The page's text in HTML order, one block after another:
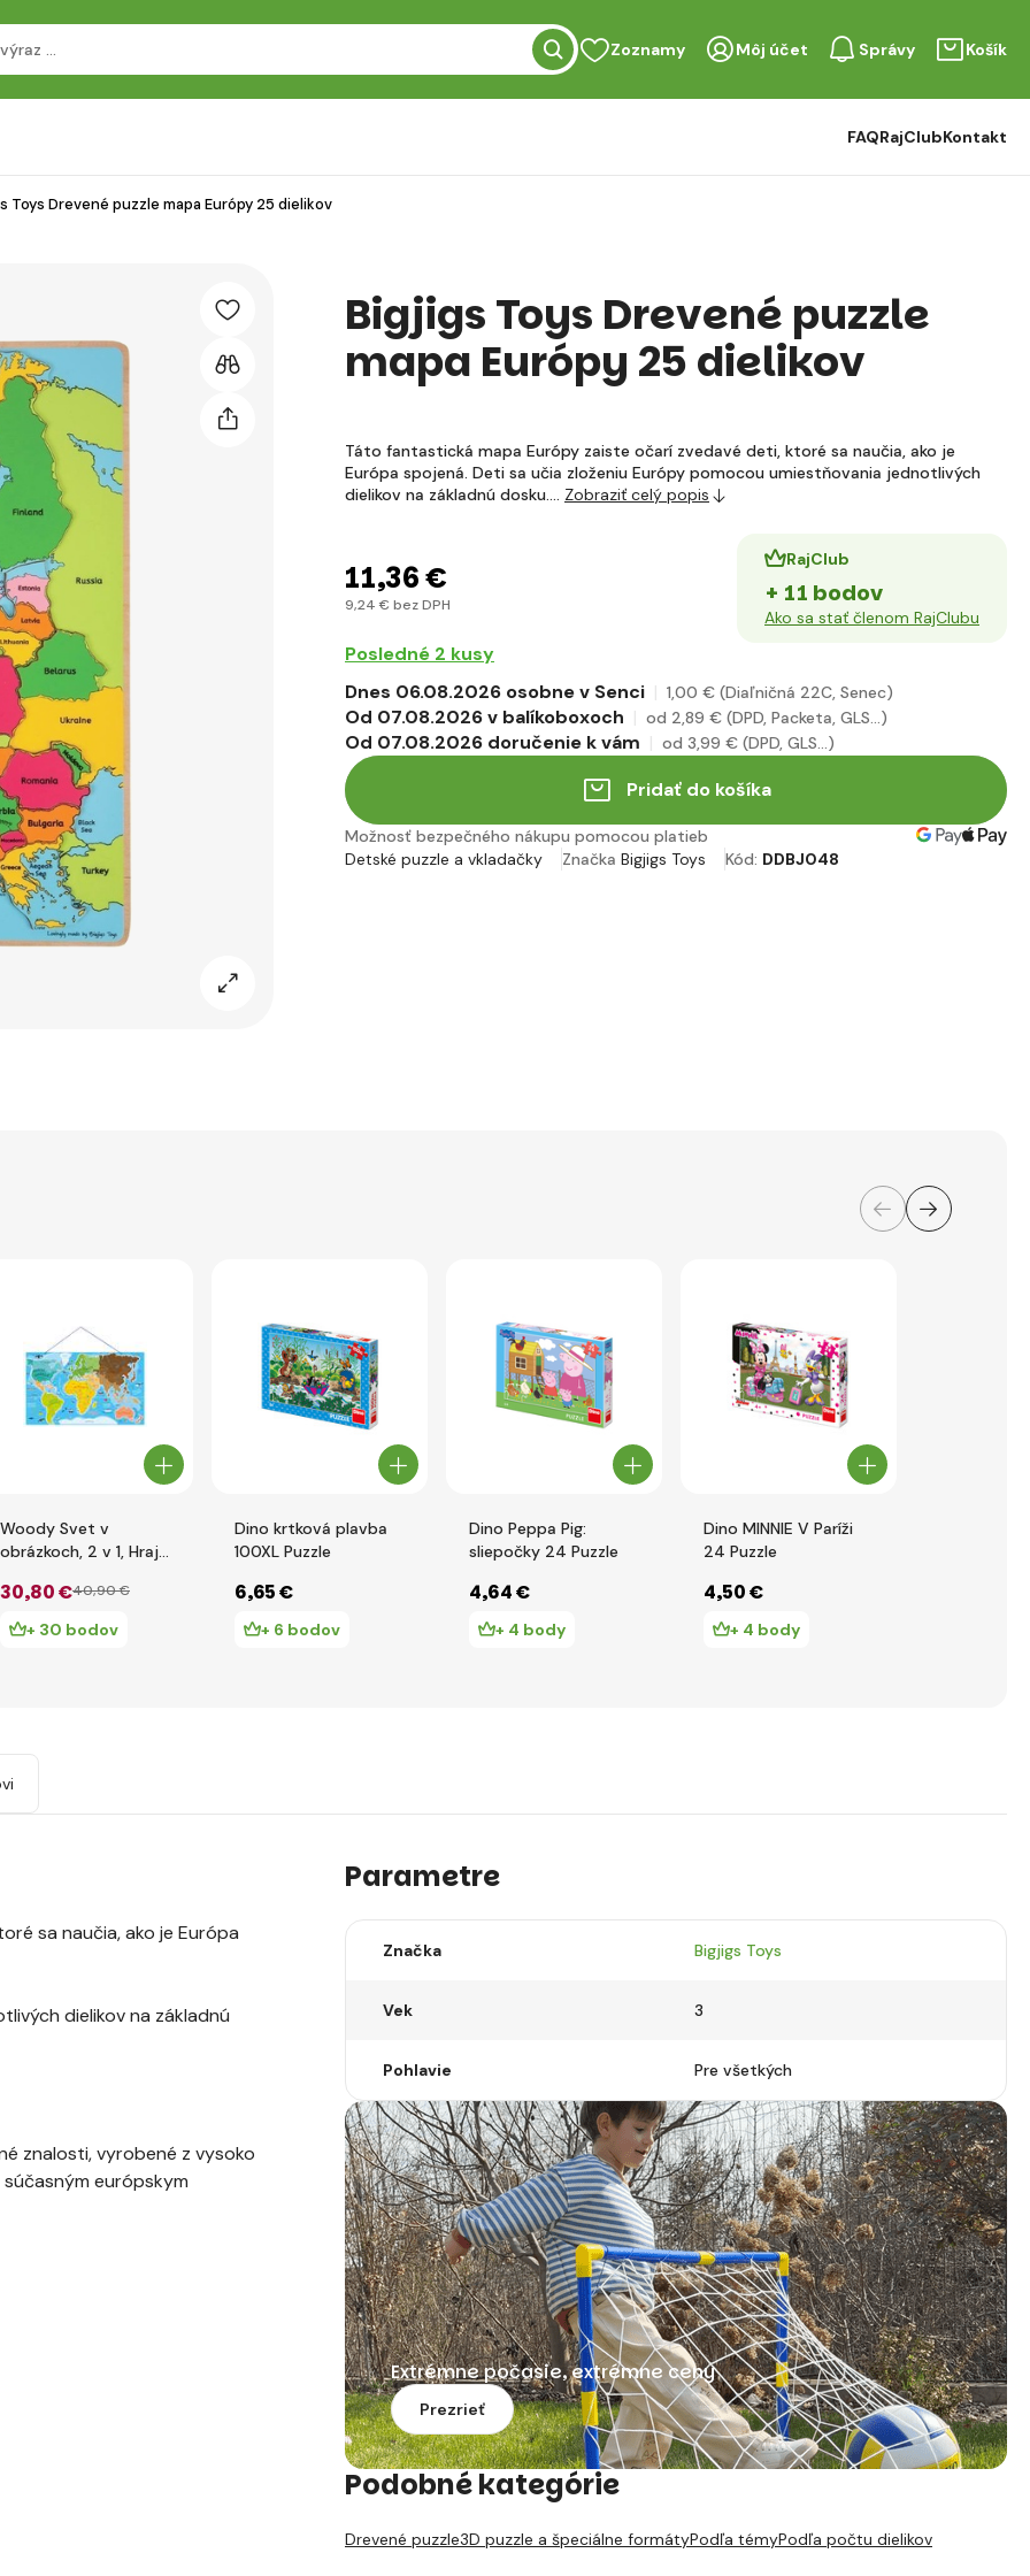
Zoznamy Môj účet Správy Košík
FAQRajClubKontakt
Toys Drevené puzzle mapa Európy 25 dielikov
Bigjigs Toys Drevené puzzle
mapa Európy 25 dielikov
Táto fantastická mapa Európy zaiste očarí zvedavé deti, ktoré sa naučia, ako je
Európa spojená. Deti sa učia zloženiu Európy pomocou umiestňovania jednotlivých
dielikov na základnú dosku.… Zobraziť celý popis
11,36 €
9,24 € bez DPH
RajClub
+ 11 bodov
Ako sa stať členom RajClubu
Posledné 2 kusy
Dnes 06.08.2026 osobne v Senci
1,00 € (Diaľničná 22C, Senec)
Od 07.08.2026 v balíkoboxoch od 2,89 € (DPD, Packeta, GLS...)
Od 07.08.2026 doručenie k vám od 3,99 € (DPD, GLS...)
Pridať do košíka
Možnosť bezpečného nákupu pomocou platieb
Detské puzzle a vkladačky
Značka Bigjigs Toys Kód: DDBJ048
Woody Svet v
obrázkoch, 2 v 1, Hraj
30,80 €40,90 €
+ 30 bodov
Dino krtková plavba
100XL Puzzle
6,65 €
+ 6 bodov
Dino Peppa Pig:
sliepočky 24 Puzzle
4,64 €
+ 4 body
Dino MINNIE V Paríži
24 Puzzle
4,50 €
+ 4 body
sa naučia, ako je Európa
dielikov na základnú
znalosti, vyrobené z vysoko
európskym
Parametre
Značka Bigjigs Toys
Vek 3
Pohlavie Pre všetkých
Extrémne počasie, extrémne ceny
Prezrieť
Podobné kategórie
Drevené puzzle3D puzzle a špeciálne formátyPodľa témyPodľa počtu dielikov